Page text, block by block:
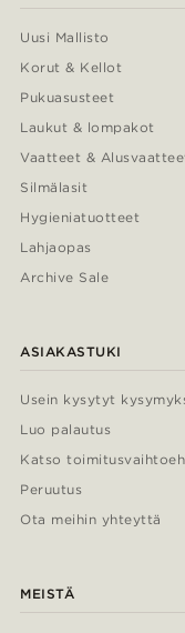
Uusi Mallisto
Korut & Kellot
Pukuasusteet
Laukut & lompakot
Vaatteet &
Silmälasit
Hygieniatuotteet
Lahjaopas
Archive Sale
ASIAKASTUKI
Usein kysytyt
Luo palautus
Katso
Peruutus
Ota meihin yhteyttä
MEISTÄ